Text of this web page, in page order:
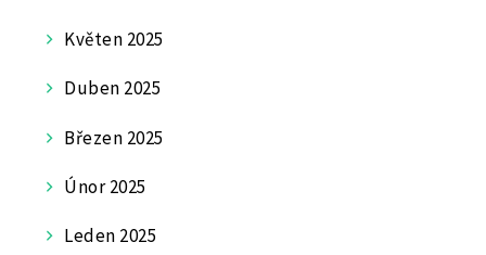
Květen 2025
Duben 2025
Březen 2025
Únor 2025
Leden 2025